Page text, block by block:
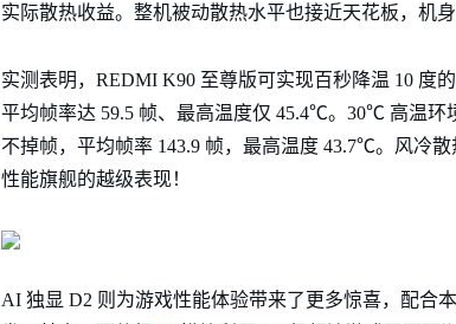
实际散热收益。整机被动散热水平也接近天花板，机身
实测表明，REDMI K90 至尊版可实现百秒降温 10 度
平均帧率达 59.5 帧、最高温度仅 45.4℃。30℃ 高温环
不掉帧，平均帧率 143.9 帧，最高温度 43.7℃。风冷
性能旗舰的越级表现！
AI 独显 D2 则为游戏性能体验带来了更多惊喜，配合